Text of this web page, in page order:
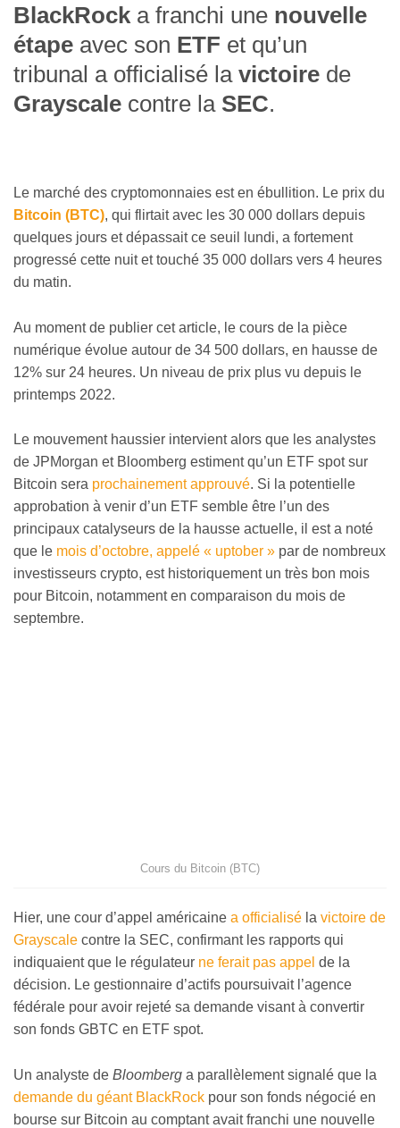
BlackRock a franchi une nouvelle
étape avec son ETF et qu’un
tribunal a officialisé la victoire de
Grayscale contre la SEC.
Le marché des cryptomonnaies est en ébullition. Le prix du
Bitcoin (BTC), qui flirtait avec les 30 000 dollars depuis
quelques jours et dépassait ce seuil lundi, a fortement
progressé cette nuit et touché 35 000 dollars vers 4 heures
du matin.
Au moment de publier cet article, le cours de la pièce
numérique évolue autour de 34 500 dollars, en hausse de
12% sur 24 heures. Un niveau de prix plus vu depuis le
printemps 2022.
Le mouvement haussier intervient alors que les analystes
de JPMorgan et Bloomberg estiment qu’un ETF spot sur
Bitcoin sera prochainement approuvé. Si la potentielle
approbation à venir d’un ETF semble être l’un des
principaux catalyseurs de la hausse actuelle, il est a noté
que le mois d’octobre, appelé « uptober » par de nombreux
investisseurs crypto, est historiquement un très bon mois
pour Bitcoin, notamment en comparaison du mois de
septembre.
Cours du Bitcoin (BTC)
Hier, une cour d’appel américaine a officialisé la victoire de
Grayscale contre la SEC, confirmant les rapports qui
indiquaient que le régulateur ne ferait pas appel de la
décision. Le gestionnaire d’actifs poursuivait l’agence
fédérale pour avoir rejeté sa demande visant à convertir
son fonds GBTC en ETF spot.
Un analyste de Bloomberg a parallèlement signalé que la
demande du géant BlackRock pour son fonds négocié en
bourse sur Bitcoin au comptant avait franchi une nouvelle